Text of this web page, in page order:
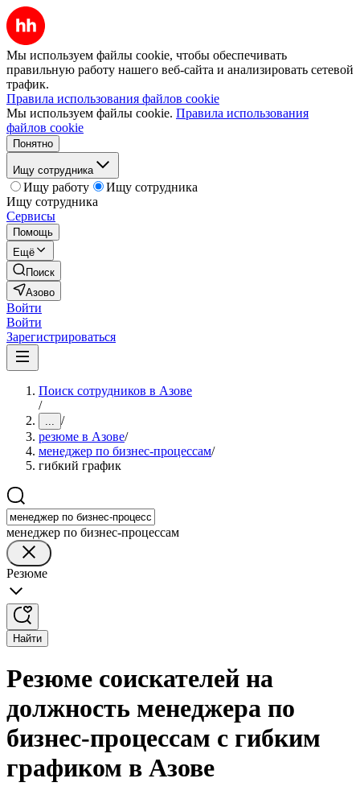
Мы используем файлы cookie, чтобы обеспечивать
правильную работу нашего веб-сайта и анализировать сетевой
трафик.
Правила использования файлов cookie
Мы используем файлы cookie. Правила использования
файлов cookie
Понятно
Ищу сотрудника
Ищу работу
Ищу сотрудника
Ищу сотрудника
Сервисы
Помощь
Ещё
Поиск
Азово
Войти
Войти
Зарегистрироваться
Поиск сотрудников в Азове
/
... /
резюме в Азове/
менеджер по бизнес-процессам/
гибкий график
менеджер по бизнес-процессам
Резюме
Найти
Резюме соискателей на
должность менеджера по
бизнес-процессам с гибким
графиком в Азове